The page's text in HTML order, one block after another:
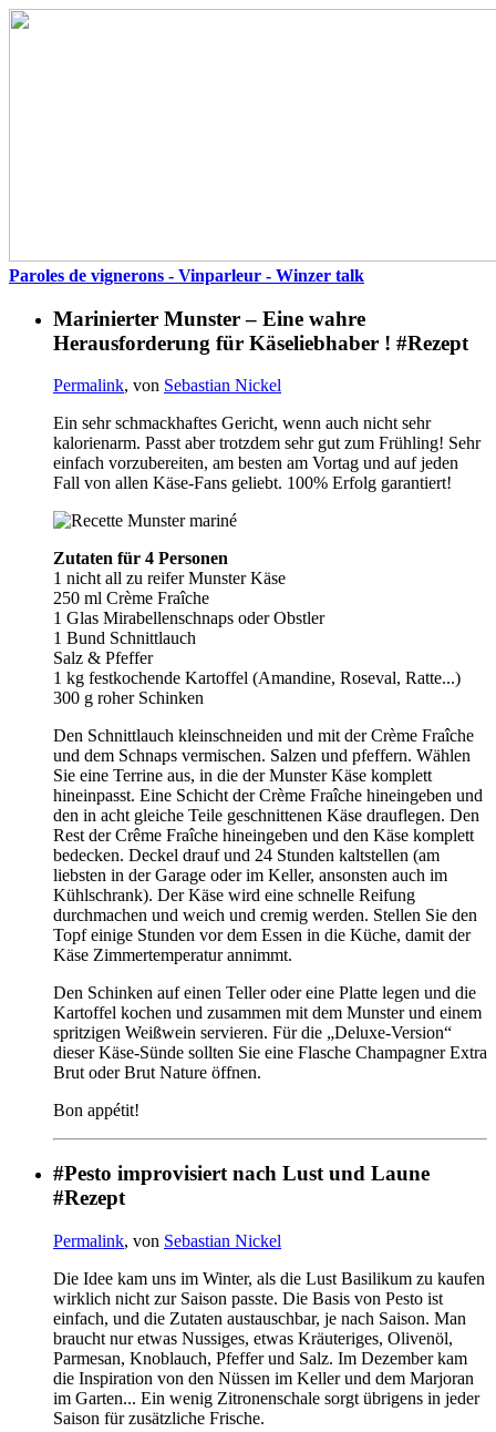
Paroles de vignerons - Vinparleur - Winzer talk
Marinierter Munster – Eine wahre
Herausforderung für Käseliebhaber ! #Rezept
Permalink, von Sebastian Nickel
Ein sehr schmackhaftes Gericht, wenn auch nicht sehr
kalorienarm. Passt aber trotzdem sehr gut zum Frühling! Sehr
einfach vorzubereiten, am besten am Vortag und auf jeden
Fall von allen Käse-Fans geliebt. 100% Erfolg garantiert!
Zutaten für 4 Personen
1 nicht all zu reifer Munster Käse
250 ml Crème Fraîche
1 Glas Mirabellenschnaps oder Obstler
1 Bund Schnittlauch
Salz & Pfeffer
1 kg festkochende Kartoffel (Amandine, Roseval, Ratte...)
300 g roher Schinken
Den Schnittlauch kleinschneiden und mit der Crème Fraîche
und dem Schnaps vermischen. Salzen und pfeffern. Wählen
Sie eine Terrine aus, in die der Munster Käse komplett
hineinpasst. Eine Schicht der Crème Fraîche hineingeben und
den in acht gleiche Teile geschnittenen Käse drauflegen. Den
Rest der Crême Fraîche hineingeben und den Käse komplett
bedecken. Deckel drauf und 24 Stunden kaltstellen (am
liebsten in der Garage oder im Keller, ansonsten auch im
Kühlschrank). Der Käse wird eine schnelle Reifung
durchmachen und weich und cremig werden. Stellen Sie den
Topf einige Stunden vor dem Essen in die Küche, damit der
Käse Zimmertemperatur annimmt.
Den Schinken auf einen Teller oder eine Platte legen und die
Kartoffel kochen und zusammen mit dem Munster und einem
spritzigen Weißwein servieren. Für die „Deluxe-Version“
dieser Käse-Sünde sollten Sie eine Flasche Champagner Extra
Brut oder Brut Nature öffnen.
Bon appétit!
#Pesto improvisiert nach Lust und Laune
#Rezept
Permalink, von Sebastian Nickel
Die Idee kam uns im Winter, als die Lust Basilikum zu kaufen
wirklich nicht zur Saison passte. Die Basis von Pesto ist
einfach, und die Zutaten austauschbar, je nach Saison. Man
braucht nur etwas Nussiges, etwas Kräuteriges, Olivenöl,
Parmesan, Knoblauch, Pfeffer und Salz. Im Dezember kam
die Inspiration von den Nüssen im Keller und dem Marjoran
im Garten... Ein wenig Zitronenschale sorgt übrigens in jeder
Saison für zusätzliche Frische.